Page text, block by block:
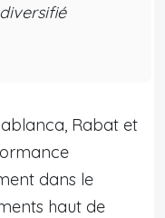
Rabat et
dans le
haut de